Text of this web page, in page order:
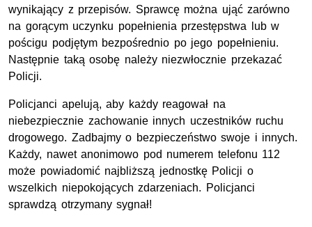
wynikający z przepisów. Sprawcę można ująć zarówno
na gorącym uczynku popełnienia przestępstwa lub w
pościgu podjętym bezpośrednio po jego popełnieniu.
Następnie taką osobę należy niezwłocznie przekazać
Policji.
Policjanci apelują, aby każdy reagował na
niebezpiecznie zachowanie innych uczestników ruchu
drogowego. Zadbajmy o bezpieczeństwo swoje i innych.
Każdy, nawet anonimowo pod numerem telefonu 112
może powiadomić najbliższą jednostkę Policji o
wszelkich niepokojących zdarzeniach. Policjanci
sprawdzą otrzymany sygnał!